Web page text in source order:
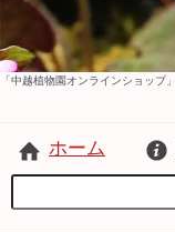
「中越植物園オンラインショップ」
ホーム